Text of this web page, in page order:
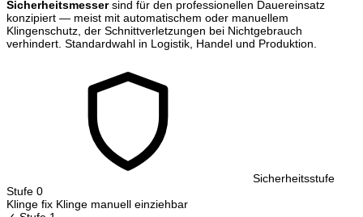
Sicherheitsmessersind für den professionellen Dauereinsatz
konzipiert — meist mit automatischem oder manuellem
Klingenschutz, der Schnittverletzungen bei Nichtgebrauch
verhindert. Standardwahl in Logistik, Handel und Produktion.
Sicherheitsstufe
Stufe 0
Klinge fix Klinge manuell einziehbar